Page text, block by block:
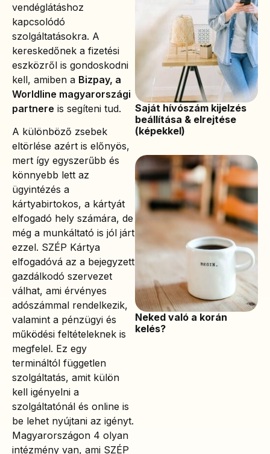
vendéglátáshoz
kapcsolódó
szolgáltatásokra. A
kereskedőnek a fizetési
eszközről is gondoskodni
kell, amiben a Bizpay, a
Worldline magyarországi
partnere is segíteni tud.
A különböző zsebek
eltörlése azért is előnyös,
mert így egyszerűbb és
könnyebb lett az
ügyintézés a
kártyabirtokos, a kártyát
elfogadó hely számára, de
még a munkáltató is jól járt
ezzel. SZÉP Kártya
elfogadóvá az a bejegyzett
gazdálkodó szervezet
válhat, ami érvényes
adószámmal rendelkezik,
valamint a pénzügyi és
működési feltételeknek is
megfelel. Ez egy
termináltól független
szolgáltatás, amit külön
kell igényelni a
szolgáltatónál és online is
be lehet nyújtani az igényt.
Magyarországon 4 olyan
intézmény van, ami SZÉP
Saját hívószám kijelzés
beállítása & elrejtése
(képekkel)
Neked való a korán
kelés?